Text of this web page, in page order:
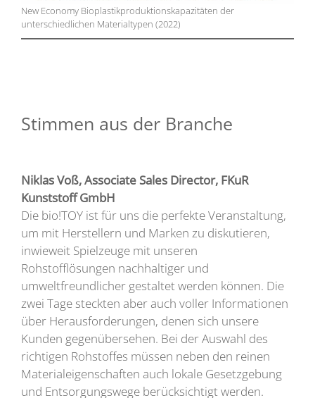
New Economy Bioplastikproduktionskapazitäten der
unterschiedlichen Materialtypen (2022)
Stimmen aus der Branche
Niklas Voß, Associate Sales Director, FKuR
Kunststoff GmbH
Die bio!TOY ist für uns die perfekte Veranstaltung,
um mit Herstellern und Marken zu diskutieren,
inwieweit Spielzeuge mit unseren
Rohstofflösungen nachhaltiger und
umweltfreundlicher gestaltet werden können. Die
zwei Tage steckten aber auch voller Informationen
über Herausforderungen, denen sich unsere
Kunden gegenübersehen. Bei der Auswahl des
richtigen Rohstoffes müssen neben den reinen
Materialeigenschaften auch lokale Gesetzgebung
und Entsorgungswege berücksichtigt werden.